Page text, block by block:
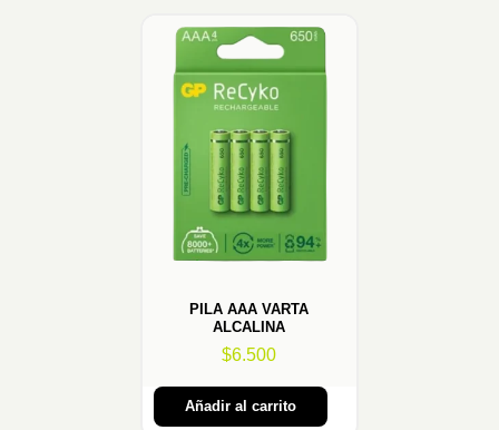
PILA AAA VARTA
ALCALINA
$6.500
Añadir al carrito